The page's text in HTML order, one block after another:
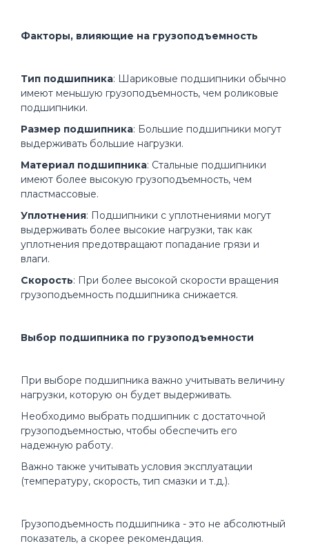
Факторы, влияющие на грузоподъемность
Тип подшипника: Шариковые подшипники обычно
имеют меньшую грузоподъемность, чем роликовые
подшипники.
Размер подшипника: Большие подшипники могут
выдерживать большие нагрузки.
Материал подшипника: Стальные подшипники
имеют более высокую грузоподъемность, чем
пластмассовые.
Уплотнения: Подшипники с уплотнениями могут
выдерживать более высокие нагрузки, так как
уплотнения предотвращают попадание грязи и
влаги.
Скорость: При более высокой скорости вращения
грузоподъемность подшипника снижается.
Выбор подшипника по грузоподъемности
При выборе подшипника важно учитывать величину
нагрузки, которую он будет выдерживать.
Необходимо выбрать подшипник с достаточной
грузоподъемностью, чтобы обеспечить его
надежную работу.
Важно также учитывать условия эксплуатации
(температуру, скорость, тип смазки и т.д.).
Грузоподъемность подшипника - это не абсолютный
показатель, а скорее рекомендация.